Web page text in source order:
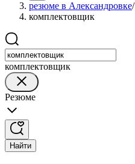
резюме в Александровке/
комплектовщик
комплектовщик
Резюме
Найти